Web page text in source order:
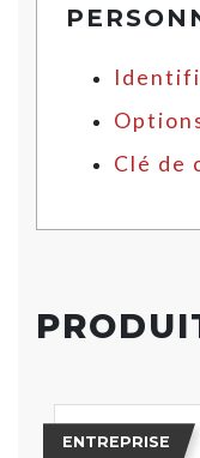
Clé de
ENTREPRISE